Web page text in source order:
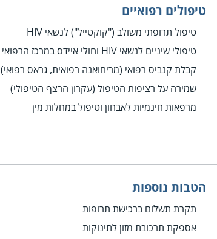
טיפולים רפואיים
טיפול תרופתי משולב ("קוקטייל") לנשאי HIV
טיפולי שיניים לנשאי HIV וחולי איידס במרכז הרפואי קפלן
קבלת קנביס רפואי (מריחואנה רפואית, גראס רפואי)
שמירה על רציפות הטיפול (עקרון הרצף הטיפולי)
מרפאות חינמיות לאבחון וטיפול במחלות מין
הטבות נוספות
תקרת תשלום ברכישת תרופות
אספקת תרכובת מזון לתינוקות